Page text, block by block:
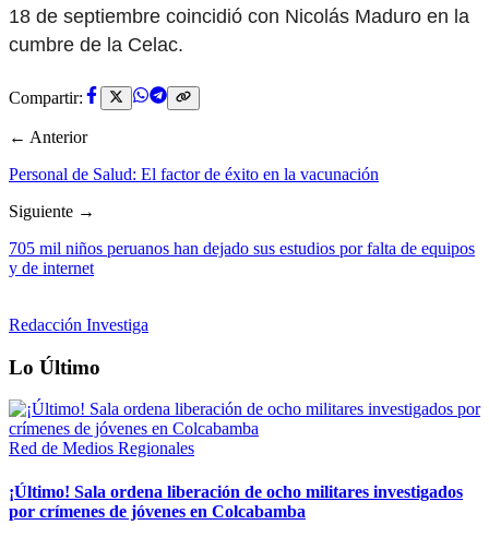
18 de septiembre coincidió con Nicolás Maduro en la
cumbre de la Celac.
Compartir:
← Anterior
Personal de Salud: El factor de éxito en la vacunación
Siguiente →
705 mil niños peruanos han dejado sus estudios por falta de equipos
y de internet
Redacción Investiga
Lo Último
Red de Medios Regionales
¡Último! Sala ordena liberación de ocho militares investigados
por crímenes de jóvenes en Colcabamba